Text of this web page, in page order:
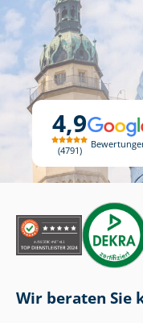
4,9
4791
Wir beraten Sie